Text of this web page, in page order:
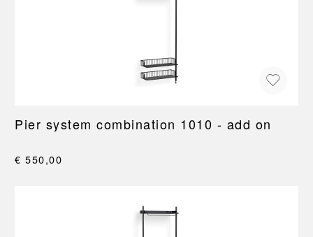
Pier system combination 1010 - add on
€ 550,00